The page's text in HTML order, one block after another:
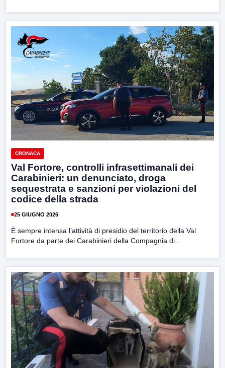
CRONACA
Val Fortore, controlli infrasettimanali dei
Carabinieri: un denunciato, droga
sequestrata e sanzioni per violazioni del
codice della strada
25 GIUGNO 2026
È sempre intensa l’attività di presidio del territorio della Val
Fortore da parte dei Carabinieri della Compagnia di...